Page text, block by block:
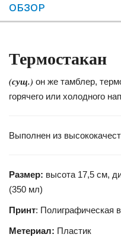
ОБЗОР
Термостакан
(сущ.) он же тамблер,
горячего или холодного
Выполнен из
Размер: высота 17,5 см,
(350 мл)
Принт: Полиграфическая
Метериал: Пластик